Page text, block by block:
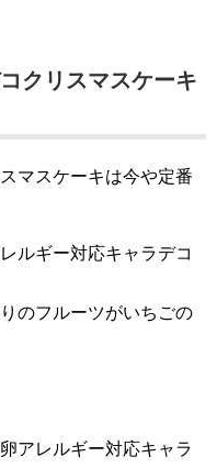
クリスマスケーキ
マスケーキは今や定番
ルギー対応キャラデコ
のフルーツがいちごの
アレルギー対応キャラ